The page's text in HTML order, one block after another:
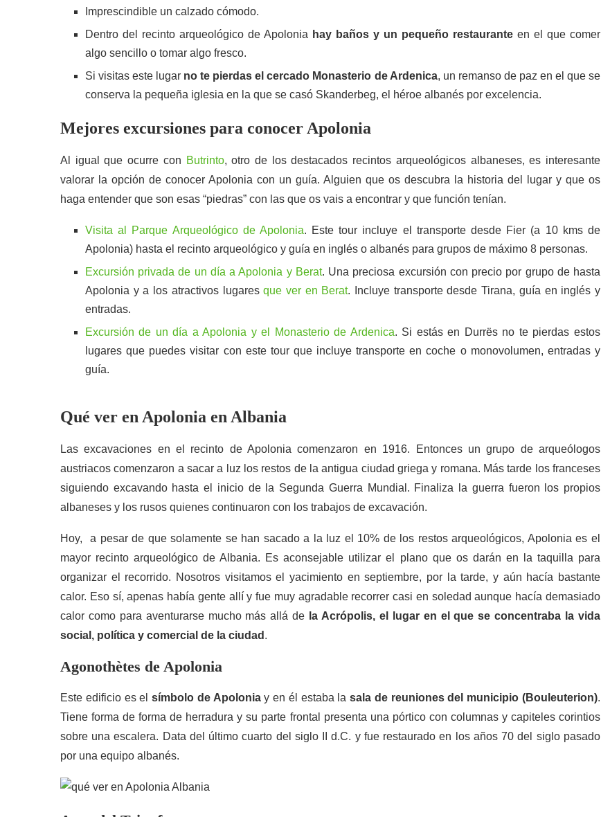
Imprescindible un calzado cómodo.
Dentro del recinto arqueológico de Apolonia hay baños y un pequeño restaurante en el que comer
algo sencillo o tomar algo fresco.
Si visitas este lugar no te pierdas el cercado Monasterio de Ardenica, un remanso de paz en el que se
conserva la pequeña iglesia en la que se casó Skanderbeg, el héroe albanés por excelencia.
Mejores excursiones para conocer Apolonia
Al igual que ocurre con Butrinto, otro de los destacados recintos arqueológicos albaneses, es interesante
valorar la opción de conocer Apolonia con un guía. Alguien que os descubra la historia del lugar y que os
haga entender que son esas “piedras” con las que os vais a encontrar y que función tenían.
Visita al Parque Arqueológico de Apolonia. Este tour incluye el transporte desde Fier (a 10 kms de
Apolonia) hasta el recinto arqueológico y guía en inglés o albanés para grupos de máximo 8 personas.
Excursión privada de un día a Apolonia y Berat. Una preciosa excursión con precio por grupo de hasta
Apolonia y a los atractivos lugaresque ver en Berat. Incluye transporte desde Tirana, guía en inglés y
entradas.
Excursión de un día a Apolonia y el Monasterio de Ardenica. Si estás en Durrës no te pierdas estos
lugares que puedes visitar con este tour que incluye transporte en coche o monovolumen, entradas y
guía.
Qué ver en Apolonia en Albania
Las excavaciones en el recinto de Apolonia comenzaron en 1916. Entonces un grupo de arqueólogos
austriacos comenzaron a sacar a luz los restos de la antigua ciudad griega y romana. Más tarde los franceses
siguiendo excavando hasta el inicio de la Segunda Guerra Mundial. Finaliza la guerra fueron los propios
albaneses y los rusos quienes continuaron con los trabajos de excavación.
Hoy, a pesar de que solamente se han sacado a la luz el 10% de los restos arqueológicos, Apolonia es el
mayor recinto arqueológico de Albania. Es aconsejable utilizar el plano que os darán en la taquilla para
organizar el recorrido. Nosotros visitamos el yacimiento en septiembre, por la tarde, y aún hacía bastante
calor. Eso sí, apenas había gente allí y fue muy agradable recorrer casi en soledad aunque hacía demasiado
calor como para aventurarse mucho más allá de la Acrópolis, el lugar en el que se concentraba la vida
social, política y comercial de la ciudad .
Agonothètes de Apolonia
Este edificio es elsímbolo de Apoloniay en él estaba lasala de reuniones del municipio (Bouleuterion).
Tiene forma de forma de herradura y su parte frontal presenta una pórtico con columnas y capiteles corintios
sobre una escalera. Data del último cuarto del siglo II d.C. y fue restaurado en los años 70 del siglo pasado
por una equipo albanés.